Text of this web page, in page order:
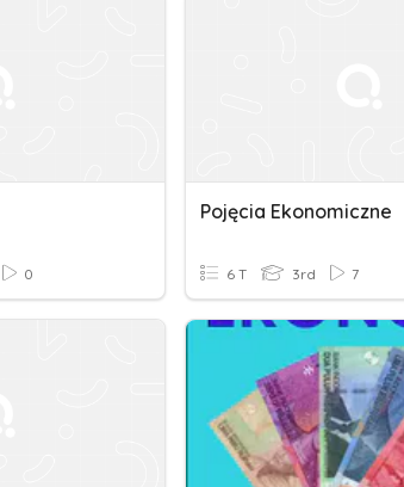
0
Pojęcia Ekonomiczne
6 T 3rd 7